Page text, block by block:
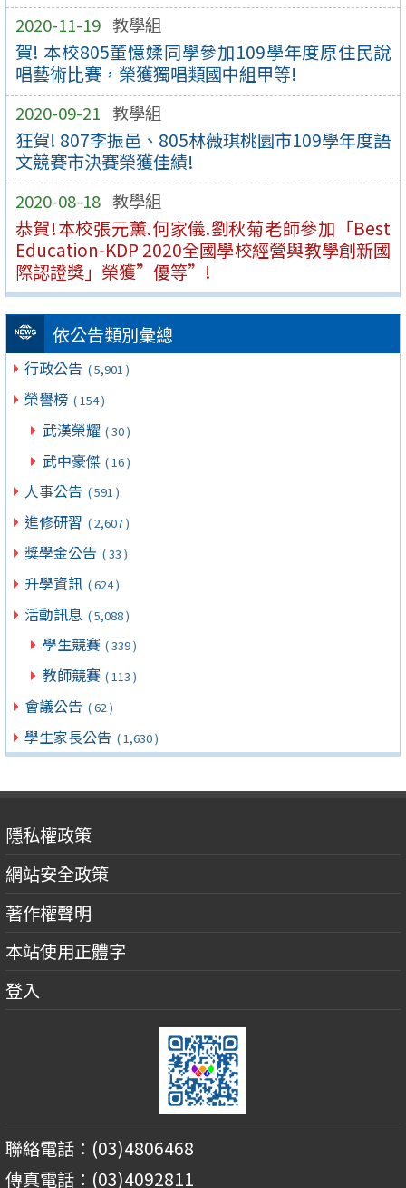
2020-11-19 教學組
賀! 本校805董憶媃同學參加109學年度原住民說
唱藝術比賽，榮獲獨唱類國中組甲等!
2020-09-21 教學組
狂賀! 807李振邑、805林薇琪桃園市109學年度語
文競賽市決賽榮獲佳績!
2020-08-18 教學組
恭賀!本校張元薰.何家儀.劉秋菊老師參加「Best
Education-KDP 2020全國學校經營與教學創新國
際認證獎」榮獲”優等”!
依公告類別彙總
行政公告 ( 5,901 )
榮譽榜 ( 154 )
武漢榮耀 ( 30 )
武中豪傑 ( 16 )
人事公告 ( 591 )
進修研習 ( 2,607 )
獎學金公告 ( 33 )
升學資訊 ( 624 )
活動訊息 ( 5,088 )
學生競賽 ( 339 )
教師競賽 ( 113 )
會議公告 ( 62 )
學生家長公告 ( 1,630 )
隱私權政策
網站安全政策
著作權聲明
本站使用正體字
登入
聯絡電話：(03)4806468
傳真電話：(03)4092811